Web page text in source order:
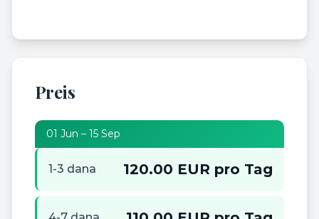
Preis
01 Jun – 15 Sep
1-3 dana 120.00 EUR pro Tag